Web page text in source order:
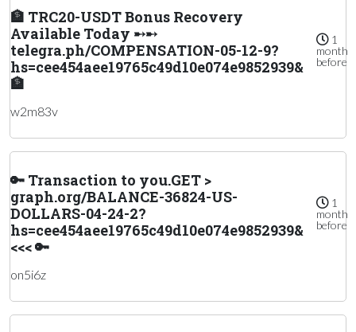
🏦 TRC20-USDT Bonus Recovery
Available Today ➸➸
telegra.ph/COMPENSATION-05-12-9?
hs=cee454aee19765c49d10e074e9852939&
🏦
1
month
before
w2m83v
🔑 Transaction to you.GET >
graph.org/BALANCE-36824-US-
DOLLARS-04-24-2?
hs=cee454aee19765c49d10e074e9852939&
<<< 🔑
1
month
before
on5i6z